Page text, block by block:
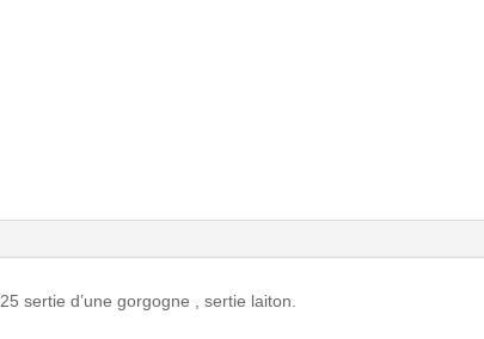
sertie d’une gorgogne , sertie laiton.